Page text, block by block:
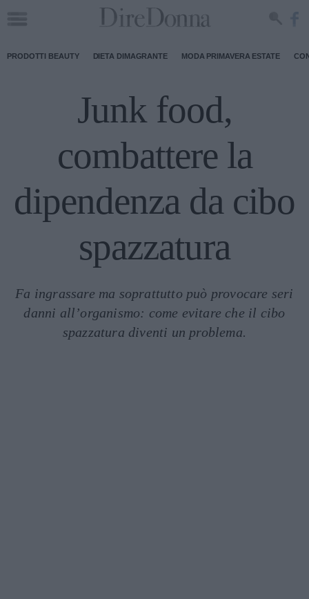
PRODOTTI BEAUTY DIETA DIMAGRANTE MODA PRIMAVERA ESTATE
Junk food,
combattere la
dipendenza da cibo
spazzatura
Fa ingrassare ma soprattutto può provocare seri
danni all’organismo: come evitare che il cibo
spazzatura diventi un problema.